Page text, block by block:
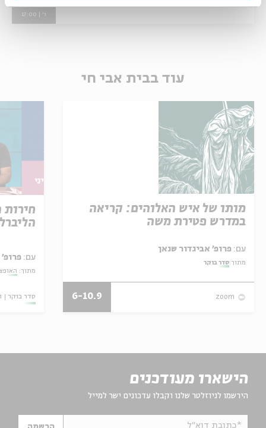
ו' | 17:00
עוד בבית אבי חי
מותו של איש האלוהים: קריאה
במדרש פטירת משה
עם:
מתוך:סדר בוקר
zoom
6-10.9
עם: פרופ'
מתוך:
סדר בוקר
הישארו מעודכנים
הירשמו לניוזלטר שלנו וקבלו עדכונים ישר למייל
*כתובת דוא"ל